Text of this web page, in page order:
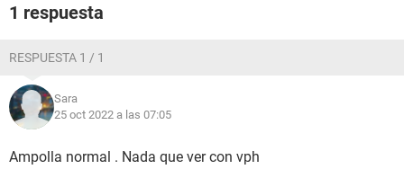
1 respuesta
RESPUESTA 1 / 1
Sara
25 oct 2022 a las 07:05
Ampolla normal . Nada que ver con vph